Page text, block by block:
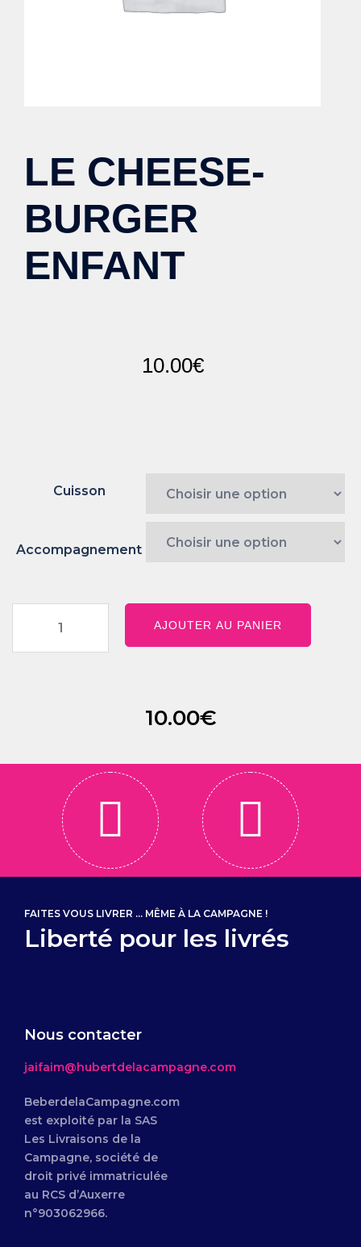
LE CHEESE-
BURGER
ENFANT
10.00€
Cuisson
Accompagnement
AJOUTER AU PANIER
10.00€
FAITES VOUS LIVRER ... MÊME À LA CAMPAGNE !
Liberté pour les livrés
Nous contacter
jaifaim@hubertdelacampagne.com
BeberdelaCampagne.com
est exploité par la SAS
Les Livraisons de la
Campagne, société de
droit privé immatriculée
au RCS d’Auxerre
n°903062966.